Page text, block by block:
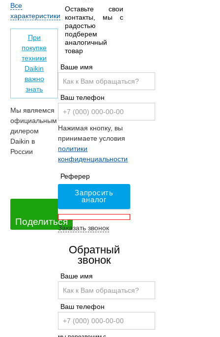
Оставьте свои
контакты, мы с
радостью
подберем
аналогичный
товар
Ваше имя
Ваш телефон
Нажимая кнопку, вы
принимаете условия
политики
конфиденциальности
Реферер
Запросить
аналог
Заказать звонок
Обратный
звонок
Ваше имя
Ваш телефон
Все
характеристики
При
покупке
техники
Daikin
важно
знать
Мы являемся
официальным
дилером
Daikin в
России
Поделиться